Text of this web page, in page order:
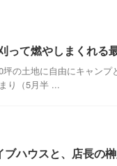
て燃やしまくれる
の土地に自由にキャン
り（5月半 ...
ハウスと、店長の